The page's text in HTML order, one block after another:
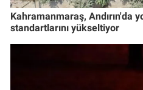
Kahramanmaraş, Andırın'da
standartlarını yükseltiyor